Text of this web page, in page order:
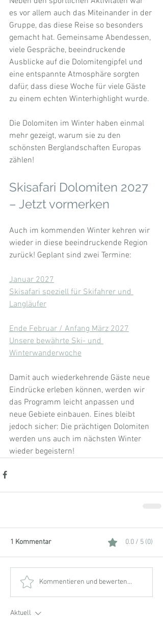
es vor allem auch das Miteinander in der
Gruppe, das diese Reise so besonders
gemacht hat. Gemeinsame Abendessen,
viele Gespräche, beeindruckende
Ausblicke auf die Dolomitengipfel und
eine entspannte Atmosphäre sorgten
dafür, dass diese Woche für viele Gäste
zu einem echten Winterhighlight wurde.
Die Dolomiten im Winter haben einmal
mehr gezeigt, warum sie zu den
schönsten Berglandschaften Europas
zählen!
Skisafari Dolomiten 2027
– Jetzt vormerken
Auch im kommenden Winter kehren wir
wieder in diese beeindruckende Region
zurück! Geplant sind zwei Termine:
Januar 2027
Skisafari speziell für Skifahrer und
Langläufer
Ende Februar / Anfang März 2027
Unsere bewährte Ski- und
Winterwanderwoche
Damit auch wiederkehrende Gäste neue
Eindrücke erleben können, werden wir
das Programm leicht anpassen und
neue Gebiete einbauen. Eines bleibt
jedoch sicher: Die prächtigen Dolomiten
werden uns auch im nächsten Winter
wieder begeistern!
1 Kommentar 0.0 / 5 (0)
Kommentieren und bewerten...
Aktuell